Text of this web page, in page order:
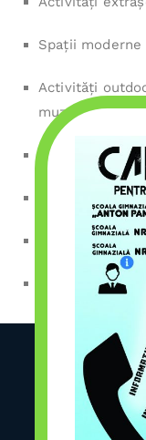
Spaţii
Activităţi
muzee, grădina
Control
Asigurare
Program
Costuri